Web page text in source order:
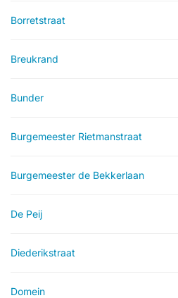
Borretstraat
Breukrand
Bunder
Burgemeester Rietmanstraat
Burgemeester de Bekkerlaan
De Peij
Diederikstraat
Domein